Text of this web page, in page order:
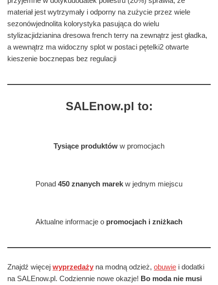
materiał jest wytrzymały i odporny na zużycie przez wiele
sezonówjednolita kolorystyka pasująca do wielu
stylizacjidzianina dresowa french terry na zewnątrz jest gładka,
a wewnątrz ma widoczny splot w postaci pętelki2 otwarte
kieszenie bocznepas bez regulacji
SALEnow.pl to:
Tysiące produktów w promocjach
Ponad 450 znanych marek w jednym miejscu
Aktualne informacje o promocjach i zniżkach
Znajdź więcej wyprzedaży na modną odzież, obuwie i dodatki
na SALEnow.pl. Codziennie nowe okazje! Bo moda nie musi